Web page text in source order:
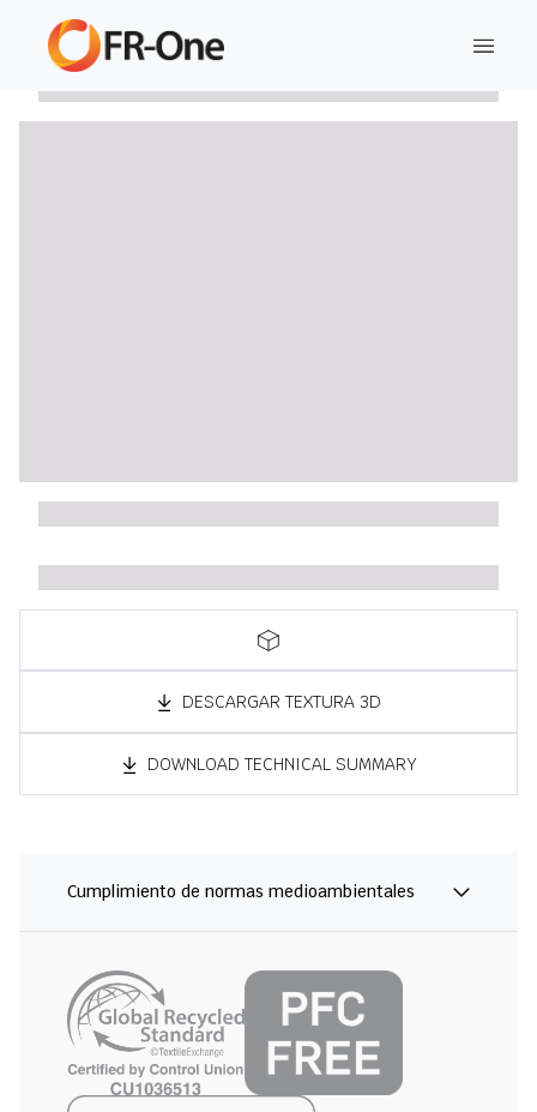
DESCARGAR TEXTURA 3D
DOWNLOAD TECHNICAL SUMMARY
Cumplimiento de normas medioambientales